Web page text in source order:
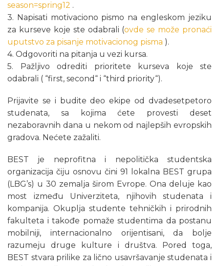
season=spring12 .
3. Napisati motivaciono pismo na engleskom jeziku
za kurseve koje ste odabrali (ovde se može pronaći
uputstvo za pisanje motivacionog pisma ).
4. Odgovoriti na pitanja u vezi kursa.
5. Pažljivo odrediti prioritete kurseva koje ste
odabrali ( “first, second“ i “third priority“).
Prijavite se i budite deo ekipe od dvadesetpetoro
studenata, sa kojima ćete provesti deset
nezaboravnih dana u nekom od najlepših evropskih
gradova. Nećete zažaliti.
BEST je neprofitna i nepolitička studentska
organizacija čiju osnovu čini 91 lokalna BEST grupa
(LBG’s) u 30 zemalja širom Evrope. Ona deluje kao
most između Univerziteta, njihovih studenata i
kompanija. Okuplja studente tehničkih i prirodnih
fakulteta i takođe pomaže studentima da postanu
mobilniji, internacionalno orijentisani, da bolje
razumeju druge kulture i društva. Pored toga,
BEST stvara prilike za lično usavršavanje studenata i